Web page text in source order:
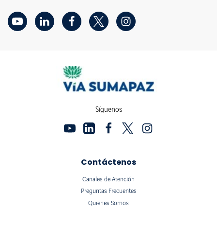
Síguenos
Contáctenos
Canales de Atención
Preguntas Frecuentes
Quienes Somos